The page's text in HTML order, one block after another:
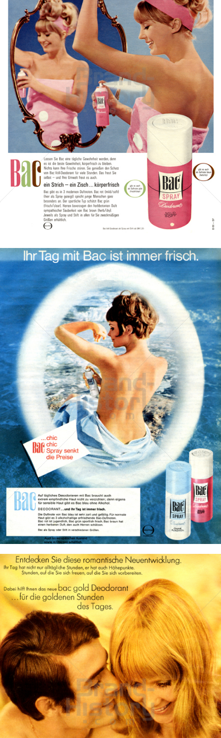
Bac Henkel Central Eastern Europe GmbH 1966
Bild-ID: 41289
Henkel Central Eastern Europe GmbH
Bild-ID: 12364
Bac Henkel Central Eastern Europe GmbH 1969